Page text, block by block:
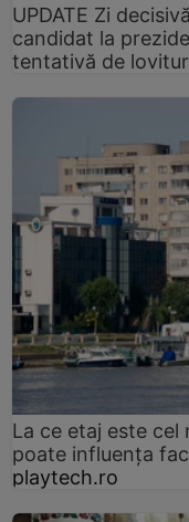
UPDATE Zi
candidat la
tentativă de
La ce etaj este cel
poate influența
playtech.ro